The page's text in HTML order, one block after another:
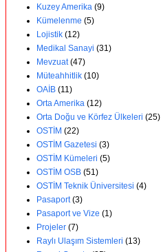
Kuzey Amerika (9)
Kümelenme (5)
Lojistik (12)
Medikal Sanayi (31)
Mevzuat (47)
Müteahhitlik (10)
OAİB (11)
Orta Amerika (12)
Orta Doğu ve Körfez Ülkeleri (25)
OSTİM (22)
OSTİM Gazetesi (3)
OSTİM Kümeleri (5)
OSTİM OSB (51)
OSTİM Teknik Üniversitesi (4)
Pasaport (3)
Pasaport ve Vize (1)
Projeler (7)
Raylı Ulaşım Sistemleri (13)